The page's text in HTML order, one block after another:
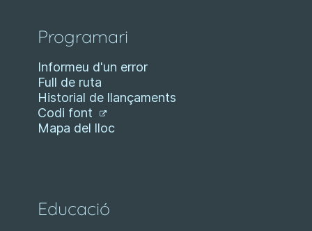
Programari
Informeu d'un error
Full de ruta
Historial de llançaments
Codi font
Mapa del lloc
Educació